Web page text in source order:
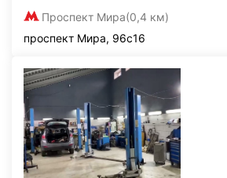
Проспект Мира(0,4 км)
проспект Мира, 96с16